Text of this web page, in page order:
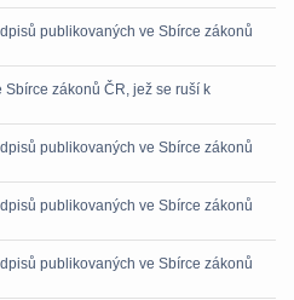
publikovaných ve Sbírce zákonů
zákonů ČR, jež se ruší k
publikovaných ve Sbírce zákonů
publikovaných ve Sbírce zákonů
publikovaných ve Sbírce zákonů